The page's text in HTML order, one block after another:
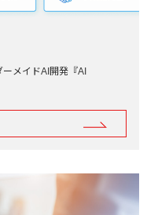
メイドAI開発『AI